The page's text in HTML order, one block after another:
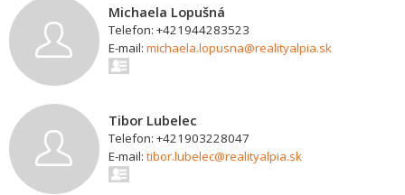
Michaela Lopušná
Telefon: +421944283523
E-mail: michaela.lopusna@realityalpia.sk
Tibor Lubelec
Telefon: +421903228047
E-mail: tibor.lubelec@realityalpia.sk